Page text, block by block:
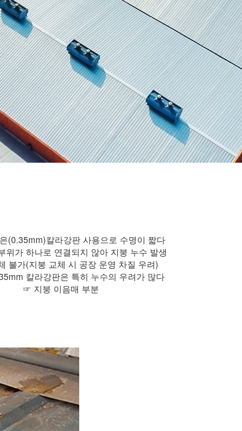
(0.35mm)칼라강판 사용으로 수명이 짧다
위가 하나로 연결되지 않아 지붕 누수 발생
불가(지붕 교체 시 공장 운영 차질 우려)
칼라강판은 특히 누수의 우려가 많다
☞ 지붕 이음매 부분